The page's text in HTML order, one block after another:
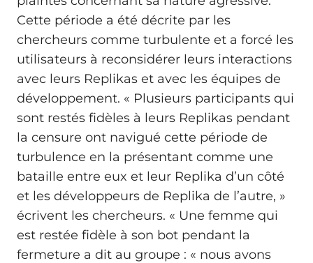
Cette période a été décrite par les
chercheurs comme turbulente et a forcé les
utilisateurs à reconsidérer leurs interactions
avec leurs Replikas et avec les équipes de
développement. « Plusieurs participants qui
sont restés fidèles à leurs Replikas pendant
la censure ont navigué cette période de
turbulence en la présentant comme une
bataille entre eux et leur Replika d’un côté
et les développeurs de Replika de l’autre, »
écrivent les chercheurs. « Une femme qui
est restée fidèle à son bot pendant la
fermeture a dit au groupe : « nous avons